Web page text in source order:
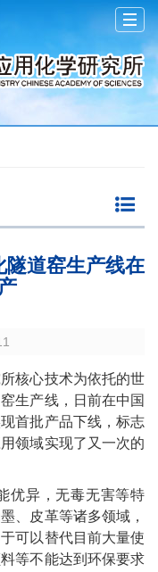
隧道窑生产线在
核心技术为依托的世
生产线，日前在中国
首批产品下线，标志
领域实现了又一次的
优异，无毒无害等特
、皮革等诸多领域，
可以替代目前大量使
等不能达到环保要求